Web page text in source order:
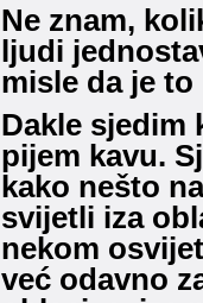
Ne znam,
ljudi
misle da je
Dakle sjedim
pijem kavu.
kako nešto
svijetli iza
nekom
već odavno